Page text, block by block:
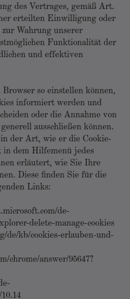
des Vertrages, gemäß Art.
erteilten Einwilligung oder
Wahrung unserer
Funktionalität der
und effektiven
so einstellen können,
informiert werden und
oder die Annahme von
ausschließen können.
der Art, wie er die Cookie-
in dem Hilfemenü jedes
erläutert, wie Sie Ihre
Diese finden Sie für die
Links:
de-
delete-manage-cookies
de/kb/cookies-erlauben-und-
chrome/answer/95647?